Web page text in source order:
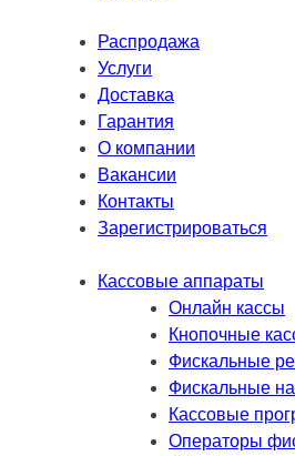
Распродажа
Услуги
Доставка
Гарантия
О компании
Вакансии
Контакты
Зарегистрироваться
Кассовые аппараты
Онлайн кассы
Кнопочные
Фискальные
Фискальные
Кассовые
Операторы